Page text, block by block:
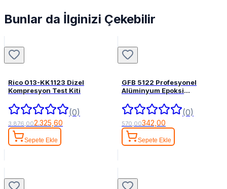
Bunlar da İlginizi Çekebilir
Rico 013-KK1123 Dizel
Kompresyon Test Kiti
(0)
3.876,002.325,60
Sepete Ekle
GFB 5122 Profesyonel
Alüminyum Epoksi
(0)
570,00342,00
Sepete Ekle